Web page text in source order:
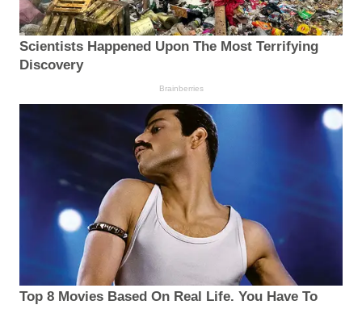
Scientists Happened Upon The Most Terrifying
Discovery
Brainberries
Top 8 Movies Based On Real Life. You Have To